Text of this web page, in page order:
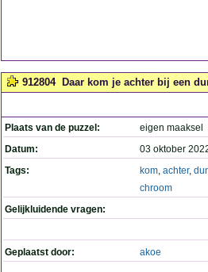
912804 Daar kom je achter bij een
Plaats van de puzzel:
eigen maaksel
Datum:
03 oktober
Tags:
kom, achter,
chroom
Gelijkluidende vragen:
Geplaatst door: akoe